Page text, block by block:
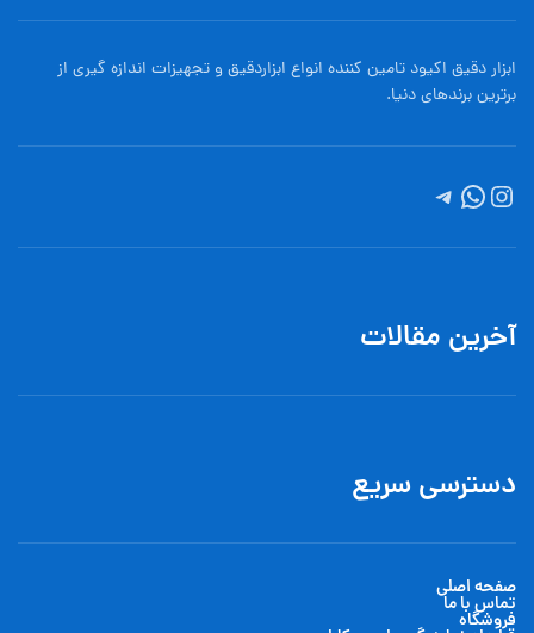
ابزار دقیق اکیود تامین کننده انواع ابزاردقيق و تجهيزات اندازه گیری از
برترین برندهای دنیا.
آخرین مقالات
دسترسی سریع
صفحه اصلی
تماس با ما
فروشگاه